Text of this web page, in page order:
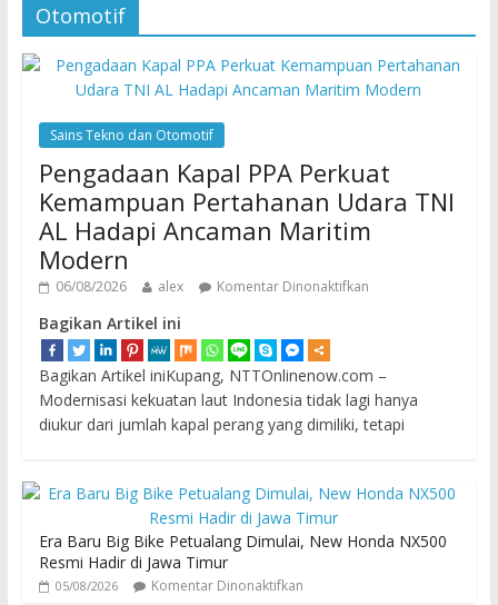
Otomotif
Sains Tekno dan Otomotif
Pengadaan Kapal PPA Perkuat
Kemampuan Pertahanan Udara TNI
AL Hadapi Ancaman Maritim
Modern
06/08/2026 alex Komentar Dinonaktifkan
Bagikan Artikel ini
Bagikan Artikel iniKupang, NTTOnlinenow.com –
Modernisasi kekuatan laut Indonesia tidak lagi hanya
diukur dari jumlah kapal perang yang dimiliki, tetapi
Era Baru Big Bike Petualang Dimulai, New Honda NX500
Resmi Hadir di Jawa Timur
05/08/2026 Komentar Dinonaktifkan